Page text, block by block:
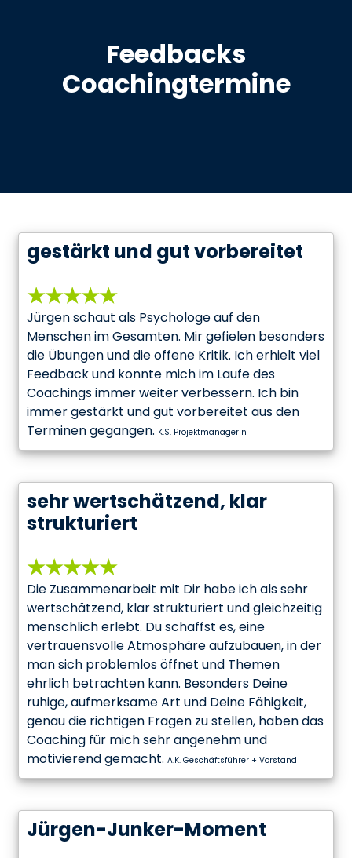
Feedbacks
Coachingtermine
gestärkt und gut vorbereitet
★★★★★
Jürgen schaut als Psychologe auf den
Menschen im Gesamten. Mir gefielen besonders
die Übungen und die offene Kritik. Ich erhielt viel
Feedback und konnte mich im Laufe des
Coachings immer weiter verbessern. Ich bin
immer gestärkt und gut vorbereitet aus den
Terminen gegangen. K.S. Projektmanagerin
sehr wertschätzend, klar
strukturiert
★★★★★
Die Zusammenarbeit mit Dir habe ich als sehr
wertschätzend, klar strukturiert und gleichzeitig
menschlich erlebt. Du schaffst es, eine
vertrauensvolle Atmosphäre aufzubauen, in der
man sich problemlos öffnet und Themen
ehrlich betrachten kann. Besonders Deine
ruhige, aufmerksame Art und Deine Fähigkeit,
genau die richtigen Fragen zu stellen, haben das
Coaching für mich sehr angenehm und
motivierend gemacht. A.K. Geschäftsführer + Vorstand
Jürgen-Junker-Moment